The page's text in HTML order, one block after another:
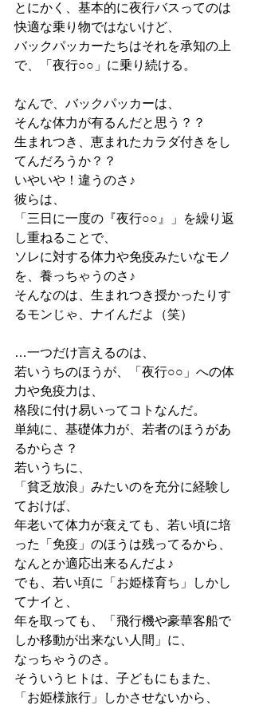
とにかく、基本的に夜行バスってのは
快適な乗り物ではないけど、
バックパッカーたちはそれを承知の上
で、「夜行○○」に乗り続ける。
なんで、バックパッカーは、
そんな体力が有るんだと思う？？
生まれつき、恵まれたカラダ付きをし
てんだろうか？？
いやいや！違うのさ♪
彼らは、
「三日に一度の『夜行○○』」を繰り返
し重ねることで、
ソレに対する体力や免疫みたいなモノ
を、養っちゃうのさ♪
そんなのは、生まれつき授かったりす
るモンじゃ、ナイんだよ（笑）
…一つだけ言えるのは、
若いうちのほうが、「夜行○○」への体
力や免疫力は、
格段に付け易いってコトなんだ。
単純に、基礎体力が、若者のほうがあ
るからさ？
若いうちに、
「貧乏放浪」みたいのを充分に経験し
ておけば、
年老いて体力が衰えても、若い頃に培
った「免疫」のほうは残ってるから、
なんとか適応出来るんだよ♪
でも、若い頃に「お姫様育ち」しかし
てナイと、
年を取っても、「飛行機や豪華客船で
しか移動が出来ない人間」に、
なっちゃうのさ。
そういうヒトは、子どもにもまた、
「お姫様旅行」しかさせないから、